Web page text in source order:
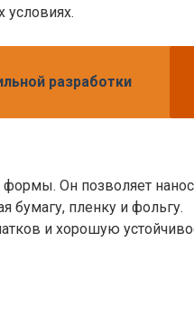
разработки
формы. Он позволяет
бумагу, пленку и фольгу.
и хорошую